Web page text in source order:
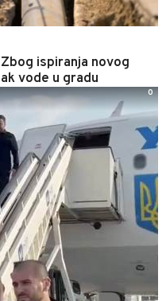
ispiranja novog
vode u gradu
0